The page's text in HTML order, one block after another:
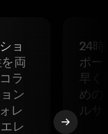
ョ
両
ラ
ン
レ
レ
24
ポー
早く
めの
ルサ